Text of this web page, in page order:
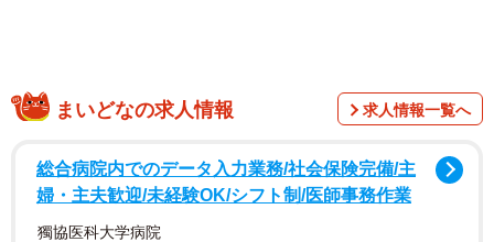
まいどなの求人情報 求人情報一覧へ
総合病院内でのデータ入力業務/社会保険完備/主
婦・主夫歓迎/未経験OK/シフト制/医師事務作業
獨協医科大学病院